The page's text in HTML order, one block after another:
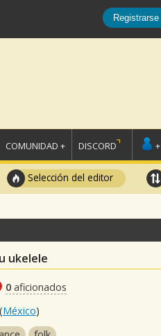
Registrarse
COMUNIDAD + DISCORD +
Selección del editor
ukelele
0 aficionados
(México)